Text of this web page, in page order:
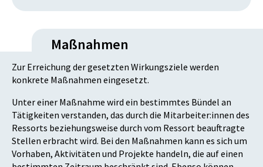
Maßnahmen
Zur Erreichung der gesetzten Wirkungsziele werden
konkrete Maßnahmen eingesetzt.
Unter einer Maßnahme wird ein bestimmtes Bündel an
Tätigkeiten verstanden, das durch die Mitarbeiter:innen des
Ressorts beziehungsweise durch vom Ressort beauftragte
Stellen erbracht wird. Bei den Maßnahmen kann es sich um
Vorhaben, Aktivitäten und Projekte handeln, die auf einen